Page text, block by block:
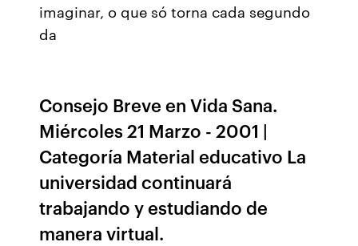
imaginar, o que só torna cada segundo
da
Consejo Breve en Vida Sana.
Miércoles 21 Marzo - 2001 |
Categoría Material educativo La
universidad continuará
trabajando y estudiando de
manera virtual.